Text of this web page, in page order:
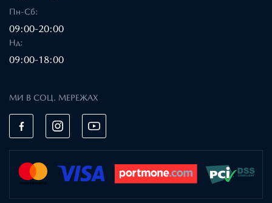
Пн-Сб:
09:00-20:00
Нд:
09:00-18:00
МИ В СОЦ. МЕРЕЖАХ